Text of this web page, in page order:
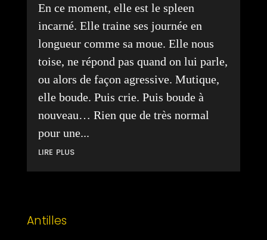
En ce moment, elle est le spleen
incarné. Elle traine ses journée en
longueur comme sa moue. Elle nous
toise, ne répond pas quand on lui parle,
ou alors de façon agressive. Mutique,
elle boude. Puis crie. Puis boude à
nouveau… Rien que de très normal
pour une...
lire plus
Antilles